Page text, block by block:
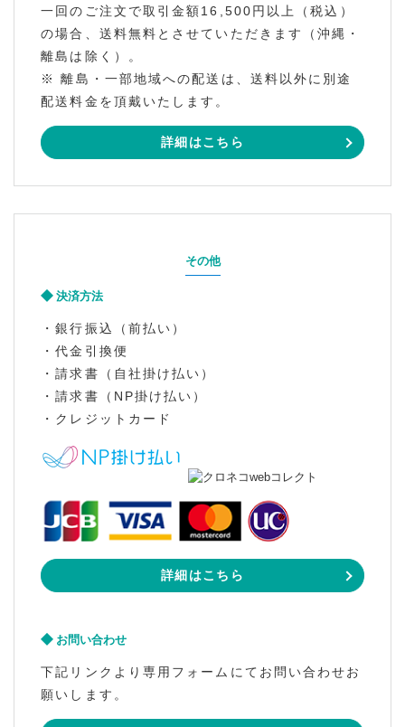
一回のご注文で取引金額16,500円以上（税込）
の場合、送料無料とさせていただきます（沖縄・
離島は除く）。
※ 離島・一部地域への配送は、送料以外に別途
配送料金を頂戴いたします。
詳細はこちら
その他
決済方法
・銀行振込（前払い）
・代金引換便
・請求書（自社掛け払い）
・請求書（NP掛け払い）
・クレジットカード
詳細はこちら
お問い合わせ
下記リンクより専用フォームにてお問い合わせお
願いします。